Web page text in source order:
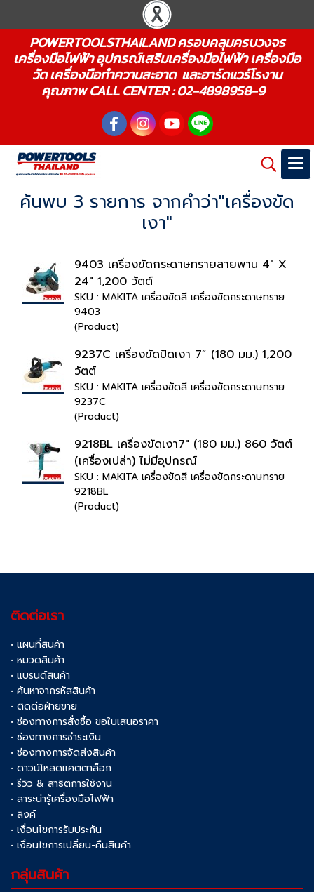
POWERTOOLSTHAILAND ครอบคลุมครบวงจร
เครื่องมือไฟฟ้า อุปกรณ์เสริมเครื่องมือไฟฟ้า เครื่องมือ
วัด เครื่องมือทำความสะอาด และฮาร์ดแวร์โรงาน
คุณภาพ CALL CENTER : 02-4898958-9
ค้นพบ 3 รายการ จากคำว่า"เครื่องขัด
เงา"
9403 เครื่องขัดกระดาษทรายสายพาน 4" X
24" 1,200 วัตต์
SKU : MAKITA เครื่องขัดสี เครื่องขัดกระดาษทราย
9403
(Product)
9237C เครื่องขัดปัดเงา 7” (180 มม.) 1,200
วัตต์
SKU : MAKITA เครื่องขัดสี เครื่องขัดกระดาษทราย
9237C
(Product)
9218BL เครื่องขัดเงา7" (180 มม.) 860 วัตต์
(เครื่องเปล่า) ไม่มีอุปกรณ์
SKU : MAKITA เครื่องขัดสี เครื่องขัดกระดาษทราย
9218BL
(Product)
ติดต่อเรา
• แผนที่สินค้า
• หมวดสินค้า
• แบรนด์สินค้า
• ค้นหาจากรหัสสินค้า
• ติดต่อฝ่ายขาย
• ช่องทางการสั่งซื้อ ขอใบเสนอราคา
• ช่องทางการชำระเงิน
• ช่องทางการจัดส่งสินค้า
• ดาวน์โหลดแคตตาล็อก
• รีวิว & สาธิตการใช้งาน
• สาระน่ารู้เครื่องมือไฟฟ้า
• ลิงค์
• เงื่อนไขการรับประกัน
• เงื่อนไขการเปลี่ยน-คืนสินค้า
กลุ่มสินค้า